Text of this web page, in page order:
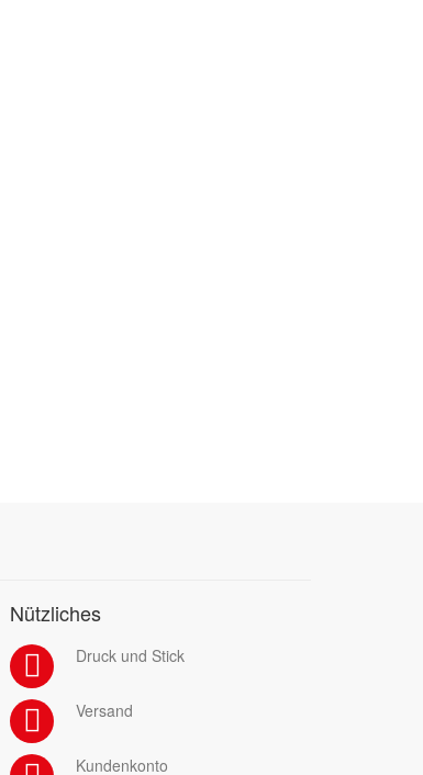
Nützliches
Druck und Stick
Versand
Kundenkonto